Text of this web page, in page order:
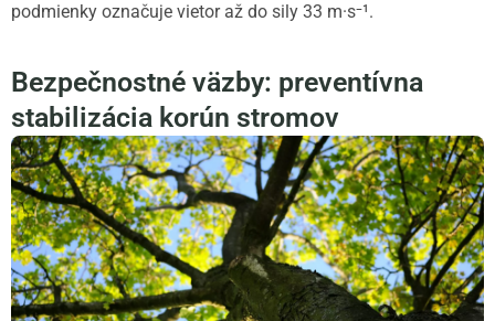
podmienky označuje vietor až do sily 33 m·s⁻¹.
Bezpečnostné väzby: preventívna
stabilizácia korún stromov